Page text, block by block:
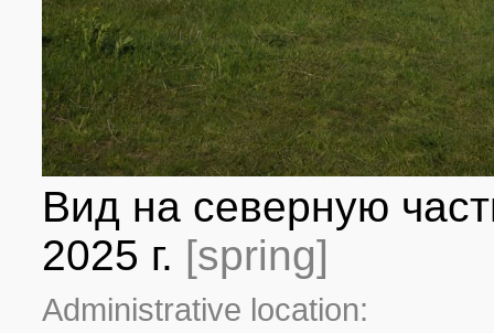
Вид на северную
2025 г. [spring]
Administrative location: